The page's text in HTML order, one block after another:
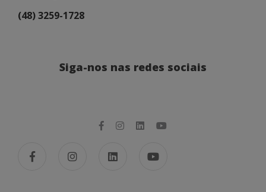
(48) 3259-1728
Siga-nos nas redes sociais